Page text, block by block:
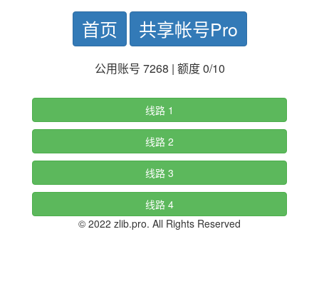
首页 共享帐号Pro
公用账号 7268 | 额度 0/10
线路 1
线路 2
线路 3
线路 4
© 2022 zlib.pro. All Rights Reserved